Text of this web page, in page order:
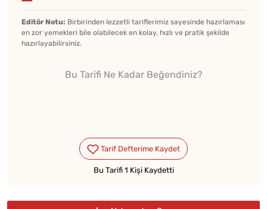
Editör Notu: Birbirinden lezzetli tariflerimiz sayesinde hazırlaması
en zor yemekleri bile olabilecek en kolay, hızlı ve pratik şekilde
hazırlayabilirsiniz.
Bu Tarifi Ne Kadar Beğendiniz?
Bu Tarifi 1 Kişi Kaydetti